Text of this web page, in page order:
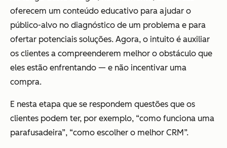
oferecem um conteúdo educativo para ajudar o
público-alvo no diagnóstico de um problema e para
ofertar potenciais soluções. Agora, o intuito é auxiliar
os clientes a compreenderem melhor o obstáculo que
eles estão enfrentando — e não incentivar uma
compra.
E nesta etapa que se respondem questões que os
clientes podem ter, por exemplo, “como funciona uma
parafusadeira”, “como escolher o melhor CRM”.